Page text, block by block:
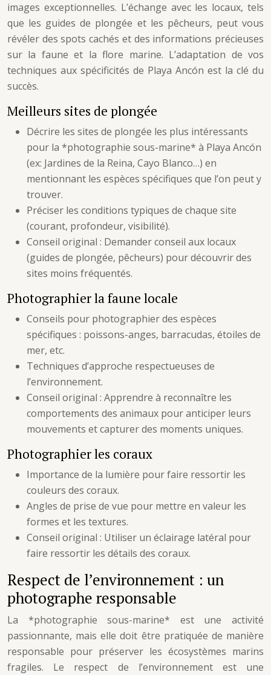
images exceptionnelles. L’échange avec les locaux, tels
que les guides de plongée et les pêcheurs, peut vous
révéler des spots cachés et des informations précieuses
sur la faune et la flore marine. L’adaptation de vos
techniques aux spécificités de Playa Ancón est la clé du
succès.
Meilleurs sites de plongée
Décrire les sites de plongée les plus intéressants
pour la *photographie sous-marine* à Playa Ancón
(ex: Jardines de la Reina, Cayo Blanco…) en
mentionnant les espèces spécifiques que l’on peut y
trouver.
Préciser les conditions typiques de chaque site
(courant, profondeur, visibilité).
Conseil original : Demander conseil aux locaux
(guides de plongée, pêcheurs) pour découvrir des
sites moins fréquentés.
Photographier la faune locale
Conseils pour photographier des espèces
spécifiques : poissons-anges, barracudas, étoiles de
mer, etc.
Techniques d’approche respectueuses de
l’environnement.
Conseil original : Apprendre à reconnaître les
comportements des animaux pour anticiper leurs
mouvements et capturer des moments uniques.
Photographier les coraux
Importance de la lumière pour faire ressortir les
couleurs des coraux.
Angles de prise de vue pour mettre en valeur les
formes et les textures.
Conseil original : Utiliser un éclairage latéral pour
faire ressortir les détails des coraux.
Respect de l’environnement : un
photographe responsable
La *photographie sous-marine* est une activité
passionnante, mais elle doit être pratiquée de manière
responsable pour préserver les écosystèmes marins
fragiles. Le respect de l’environnement est une